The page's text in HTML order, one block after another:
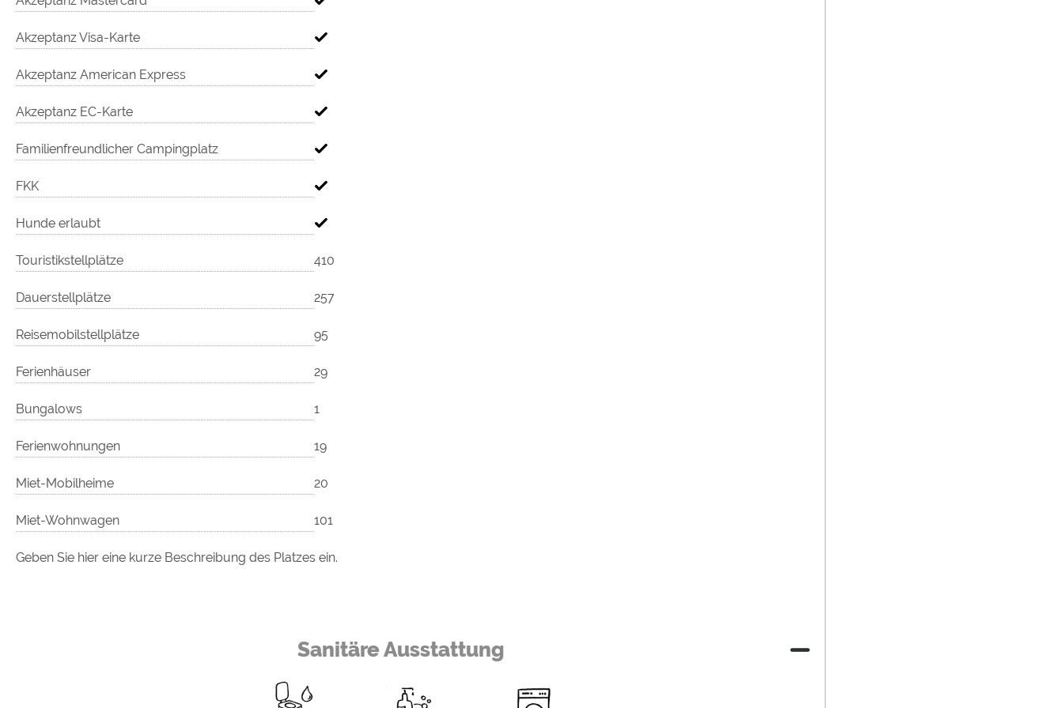
Akzeptanz Visa-Karte
Akzeptanz American Express
Akzeptanz EC-Karte
Familienfreundlicher Campingplatz
FKK
Hunde erlaubt
Touristikstellplätze 410
Dauerstellplätze 257
Reisemobilstellplätze 95
Ferienhäuser 29
Bungalows 1
Ferienwohnungen 19
Miet-Mobilheime 20
Miet-Wohnwagen 101
Geben Sie hier eine kurze Beschreibung des Platzes ein.
Sanitäre Ausstattung